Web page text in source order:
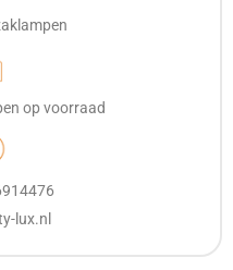
op voorraad
lux.nl